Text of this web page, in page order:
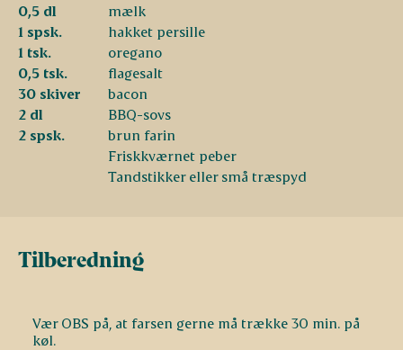
0,5 dl
mælk
1 spsk.
hakket persille
1 tsk.
oregano
0,5 tsk.
flagesalt
30 skiver
bacon
2 dl
BBQ-sovs
2 spsk.
brun farin
Friskkværnet peber
Tandstikker eller små træspyd
Tilberedning
Vær OBS på, at farsen gerne må trække 30 min. på
køl.